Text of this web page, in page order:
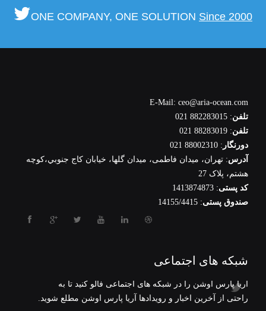
ONE COMPANY, ONE SOLUTION Since 2000
E-Mail: ceo@aria-ocean.com
تلفن: 882283015 021
تلفن: 88283019 021
دورنگار : 88002310 021
آدرس: تهران، ميدان فاطمی، میدان گلها، خيابان كاج جنوبي،كوچه
هشتم، پلاک 27
کد پستی: 1413874873
صندوق پستی: 14155/4415
شبکه های اجتماعی
آریا پارس اوشن را در شبکه های اجتماعی فالو کنید تا به
راحتی از آخرین اخبار و رویدادها آریا پارس اوشن مطلع شوید.